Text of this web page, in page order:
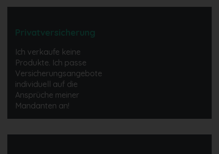
Privatversicherung
Ich verkaufe keine
Produkte. Ich passe
Versicherungsangebote
individuell auf die
Ansprüche meiner
Mandanten an!